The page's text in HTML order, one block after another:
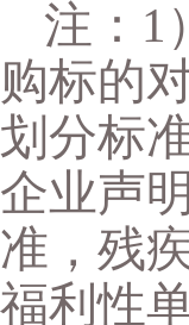
注： 1
购标的
划分标
企业声
准，残
福利性